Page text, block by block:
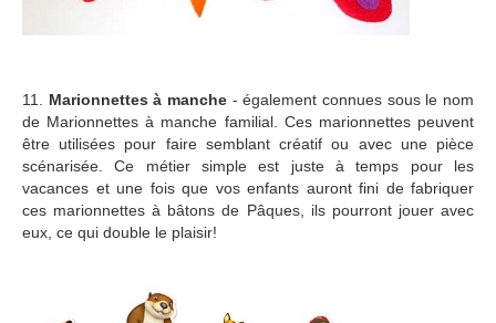
11. Marionnettes à manche - également connues sous le nom
de Marionnettes à manche familial. Ces marionnettes peuvent
être utilisées pour faire semblant créatif ou avec une pièce
scénarisée. Ce métier simple est juste à temps pour les
vacances et une fois que vos enfants auront fini de fabriquer
ces marionnettes à bâtons de Pâques, ils pourront jouer avec
eux, ce qui double le plaisir!